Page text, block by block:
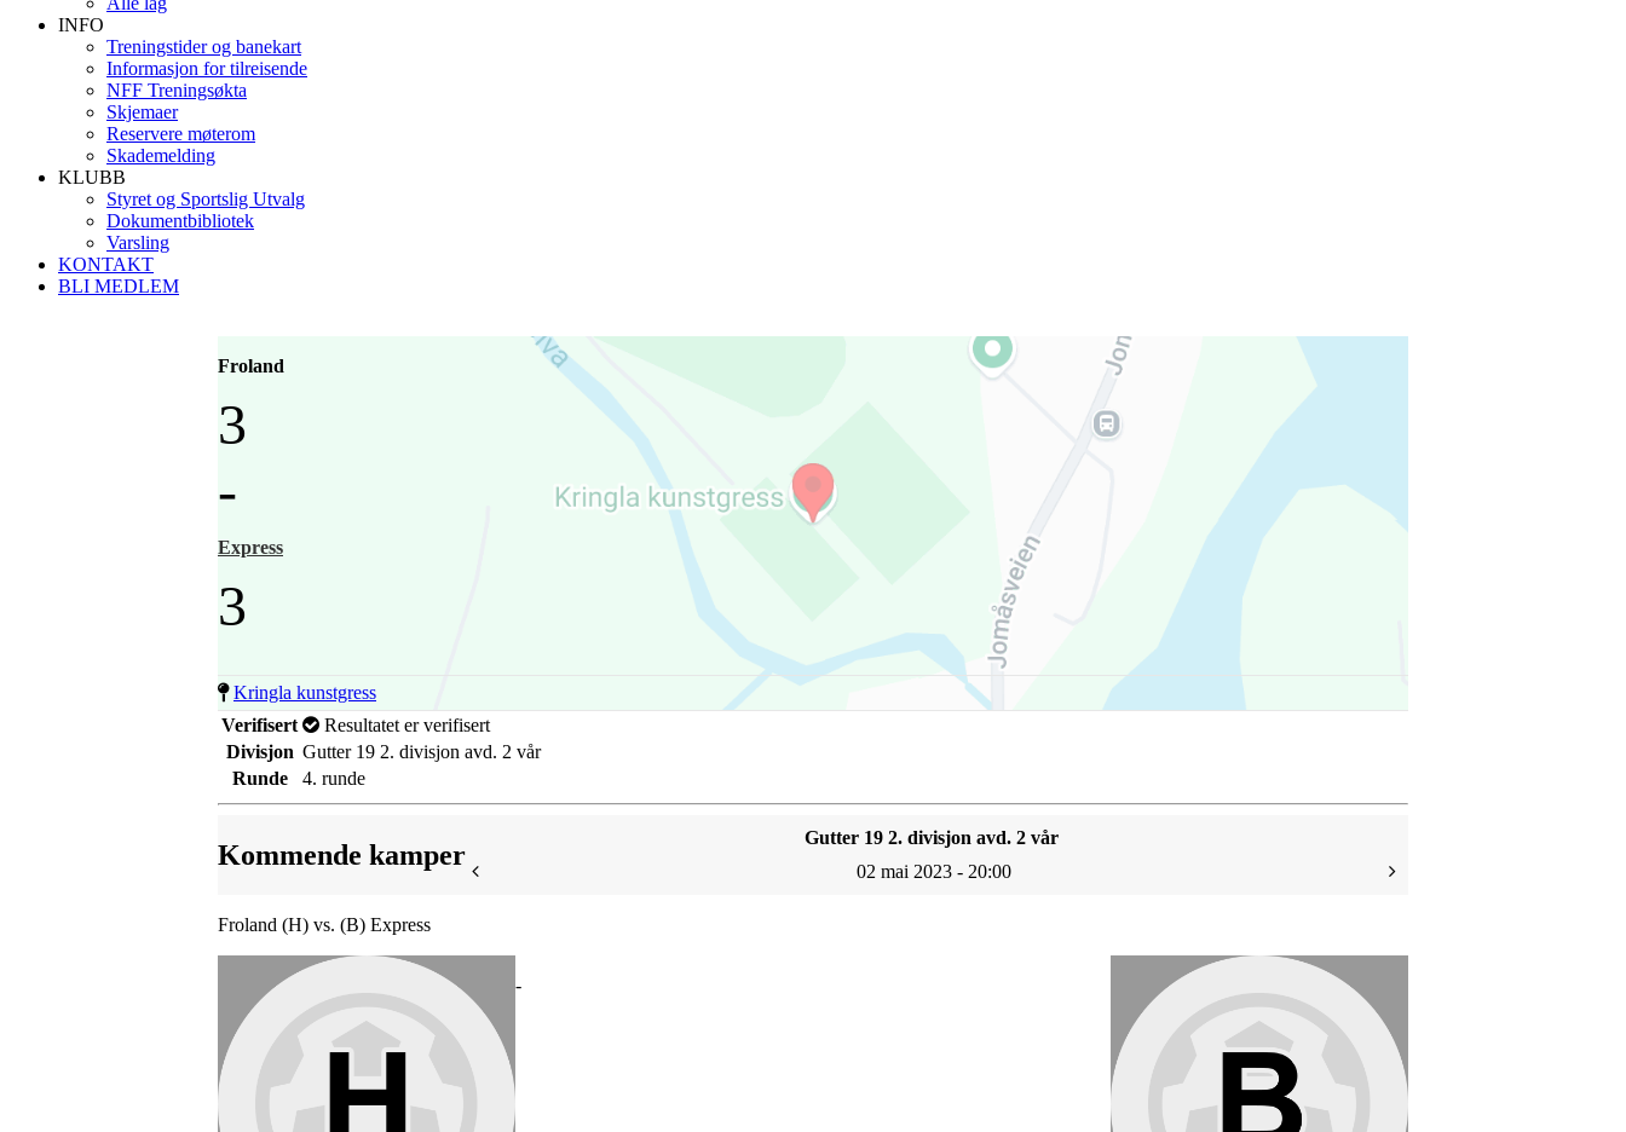
INFO
Treningstider og banekart
Informasjon for tilreisende
NFF Treningsøkta
Skjemaer
Reservere møterom
Skademelding
KLUBB
Styret og Sportslig Utvalg
Dokumentbibliotek
Varsling
KONTAKT
BLI MEDLEM
Froland
3
-
Express
3
Kringla kunstgress
Verifisert
Resultatet er verifisert
Divisjon Gutter 19 2. divisjon avd. 2 vår
Runde
4. runde
Kommende kamper
Gutter 19 2. divisjon avd. 2 vår
02 mai 2023 - 20:00
Froland (H) vs. (B) Express
-